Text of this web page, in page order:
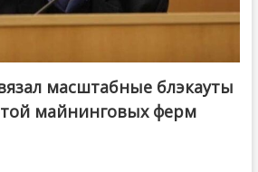
масштабные блэкауты
майнинговых ферм